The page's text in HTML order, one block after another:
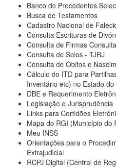
Banco de Precedentes
Busca de Testamentos
Cadastro Nacional de
Consulta Escrituras de
Consulta de Firmas
Consulta de Selos - TJRJ
Consulta de Óbitos e
Cálculo do ITD para
Inventário etc) no Estado
DBE e Requerimento
Legislação e Jurisprudência
Links para Certidões
Mapa do RGI (Município do
Meu INSS
Orientações para o
Extrajudicial
RCPJ Digital (Central de